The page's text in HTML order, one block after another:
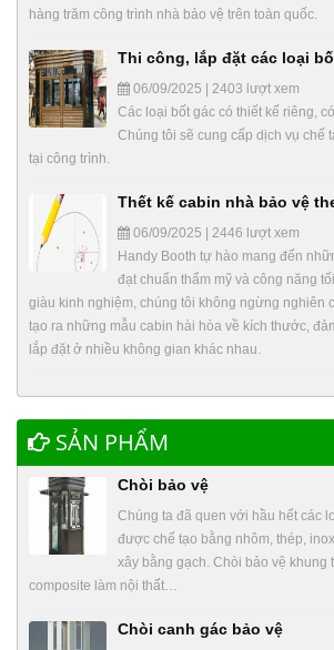
hàng trăm công trình nhà bảo vệ trên toàn quốc.
Thi công, lắp đặt các loại
06/09/2025 | 2403 lượt xem
Các loại bốt gác có thiết kế riêng,
Chúng tôi sẽ cung cấp dịch vụ chế
tại công trình.
Thết kế cabin nhà bảo vệ
06/09/2025 | 2446 lượt xem
Handy Booth tự hào mang đến
đạt chuẩn thẩm mỹ và công năng
giàu kinh nghiệm, chúng tôi không ngừng nghiên
tạo ra những mẫu cabin hài hòa về kích thước,
lắp đặt ở nhiều không gian khác nhau.
SẢN PHẨM
Chòi bảo vệ
Chúng ta đã quen với hầu hết các
được chế tạo bằng nhôm, thép,
xây bằng gạch. Chòi bảo vệ khung
composite làm nội thất…
Chòi canh gác bảo vệ